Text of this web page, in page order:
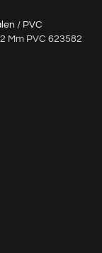
/ PVC
Mm PVC 623582